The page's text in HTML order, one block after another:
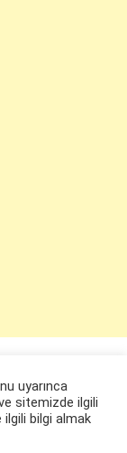
uyarınca
sitemizde ilgili
ilgili bilgi almak